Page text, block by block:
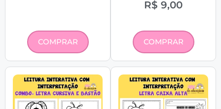
COMPRAR
R$ 9,00
COMPRAR